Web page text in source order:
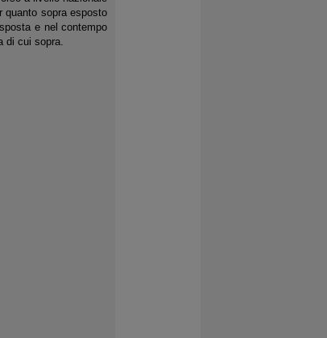
quanto sopra esposto
e nel contempo
di cui sopra.